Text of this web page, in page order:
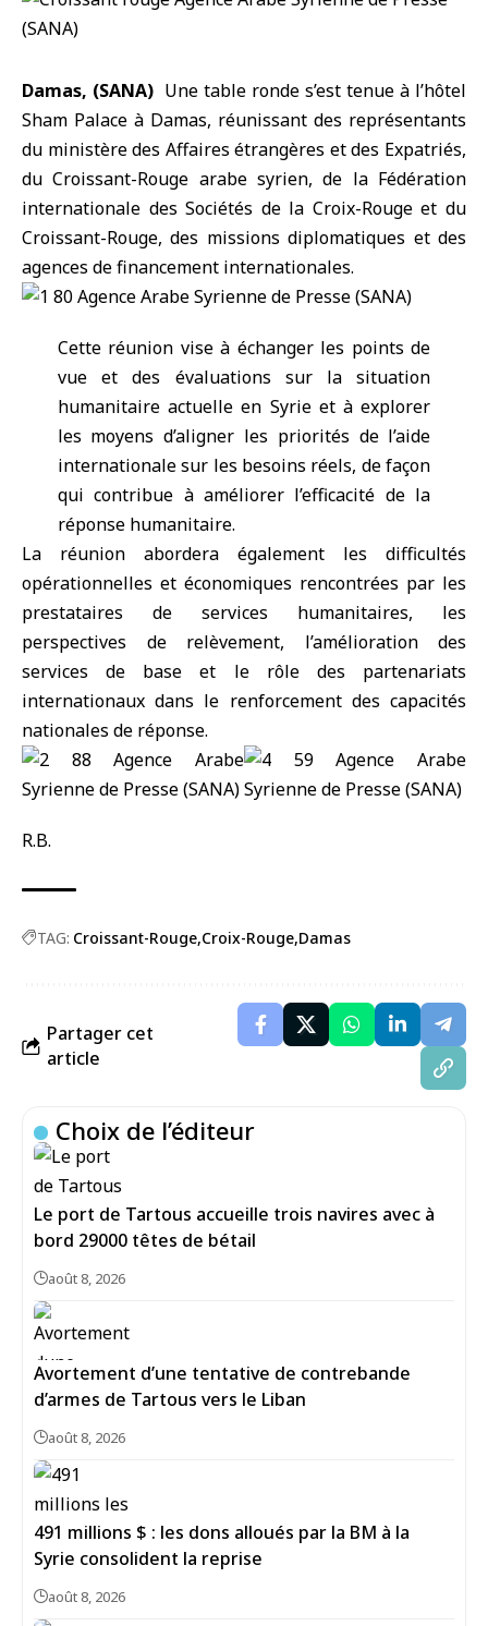
Damas, (SANA) Une table ronde s’est tenue à l’hôtel
Sham Palace à Damas, réunissant des représentants
du ministère des Affaires étrangères et des Expatriés,
du Croissant-Rouge arabe syrien, de la Fédération
internationale des Sociétés de la Croix-Rougeet du
Croissant-Rouge, des missions diplomatiques et des
agences de financement internationales.
Cette réunion vise à échanger les points de
vue et des évaluations sur la situation
humanitaire actuelle en Syrie et à explorer
les moyens d’aligner les priorités de l’aide
internationale sur les besoins réels, de façon
qui contribue à améliorer l’efficacité de la
réponse humanitaire.
La réunion abordera également les difficultés
opérationnelles et économiques rencontrées par les
prestataires de services humanitaires, les
perspectives de relèvement, l’amélioration des
services de base et le rôle des partenariats
internationaux dans le renforcement des capacités
nationales de réponse.
R.B.
TAG: Croissant-Rouge Croix-Rouge Damas
Partager cet
article
Choix de l’éditeur
Le port de Tartous accueille trois navires avec à
bord 29000 têtes de bétail
août 8, 2026
Avortement d’une tentative de contrebande
d’armes de Tartous vers le Liban
août 8, 2026
491 millions $ : les dons alloués par la BM à la
Syrie consolident la reprise
août 8, 2026